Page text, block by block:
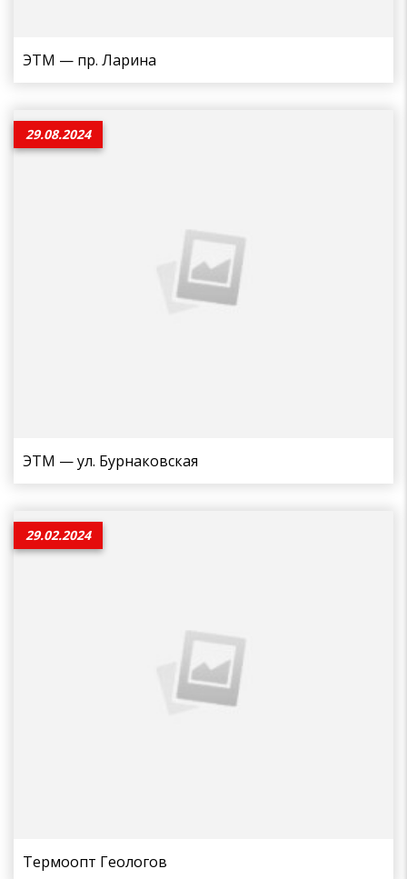
ЭТМ — пр. Ларина
29.08.2024
ЭТМ — ул. Бурнаковская
29.02.2024
Термоопт Геологов